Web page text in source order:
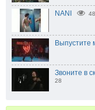
NANI
Выпустите
Звоните в
28